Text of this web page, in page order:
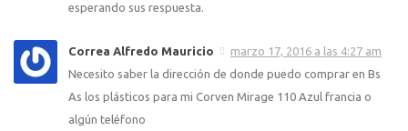
esperando sus respuesta.
Correa Alfredo Mauricio
marzo 17, 2016 a las 4:27 am
Necesito saber la dirección de donde puedo comprar en Bs
As los plásticos para mi Corven Mirage 110 Azul francia o
algún teléfono